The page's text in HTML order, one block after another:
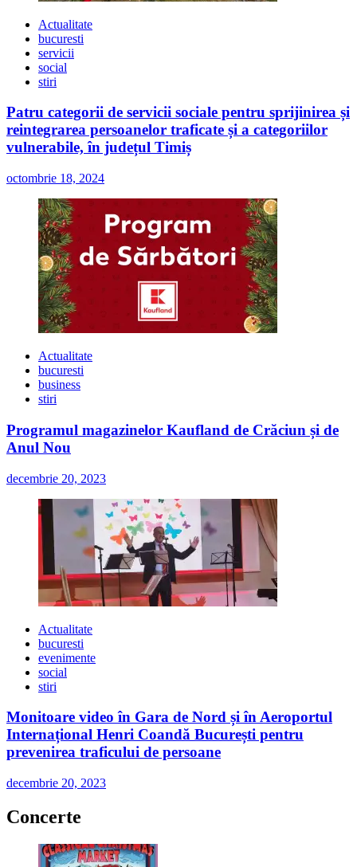
Actualitate
bucuresti
servicii
social
stiri
Patru categorii de servicii sociale pentru sprijinirea și
reintegrarea persoanelor traficate și a categoriilor
vulnerabile, în județul Timiș
octombrie 18, 2024
Actualitate
bucuresti
business
stiri
Programul magazinelor Kaufland de Crăciun și de
Anul Nou
decembrie 20, 2023
Actualitate
bucuresti
evenimente
social
stiri
Monitoare video în Gara de Nord și în Aeroportul
Internațional Henri Coandă București pentru
prevenirea traficului de persoane
decembrie 20, 2023
Concerte